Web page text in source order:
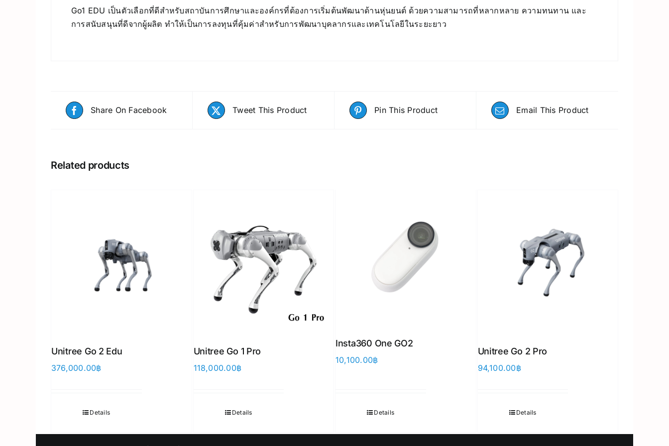
Go1 EDU เป็นตัวเลือกที่ดีสำหรับสถาบันการศึกษาและองค์กรที่ต้องการเริ่มต้นพัฒนาด้านหุ่นยนต์ ด้วยความสามารถที่หลากหลาย ความทนทาน และ
การสนับสนุนที่ดีจากผู้ผลิต ทำให้เป็นการลงทุนที่คุ้มค่าสำหรับการพัฒนาบุคลากรและเทคโนโลยีในระยะยาว
Share On Facebook Tweet This Product Pin This Product Email This Product
Related products
Unitree Go 2 Edu
376,000.00฿
Details
Unitree Go 1 Pro
118,000.00฿
Details
Insta360 One GO2
10,100.00฿
Details
Unitree Go 2 Pro
94,100.00฿
Details